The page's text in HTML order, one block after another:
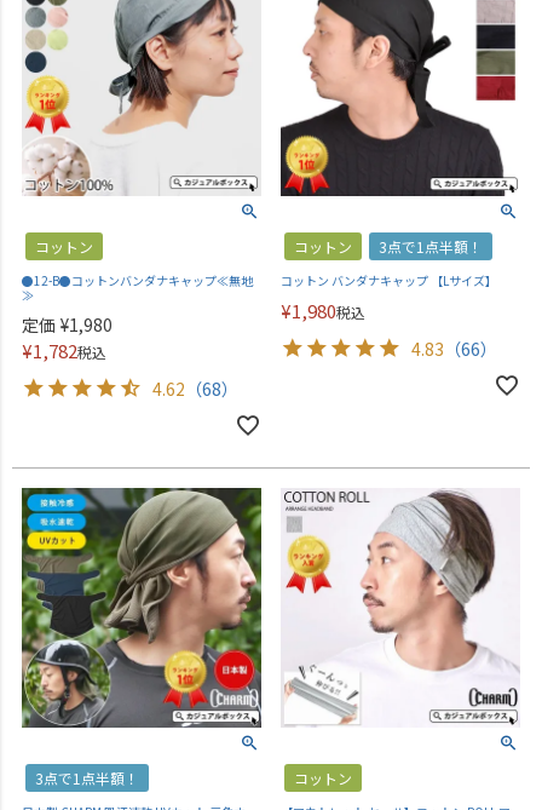
コットン
●12-B●コットンバンダナキャップ≪無地
≫
定価 ¥1,980
¥1,782税込
4.62 （68）
コットン 3点で1点半額！
コットン バンダナキャップ 【Lサイズ】
¥1,980税込
4.83 （66）
3点で1点半額！ コットン